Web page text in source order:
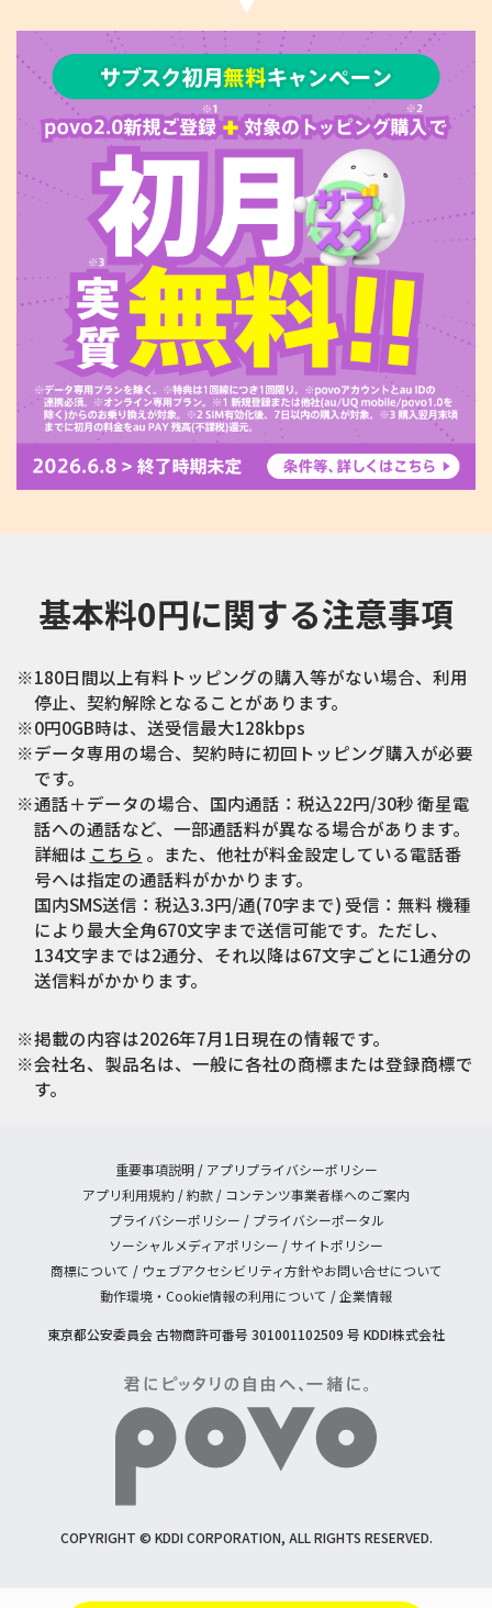
基本料0円に関する注意事項
※180日間以上有料トッピングの購入等がない場合、利用
停止、契約解除となることがあります。
※0円0GB時は、送受信最大128kbps
※データ専用の場合、契約時に初回トッピング購入が必要
です。
※通話＋データの場合、国内通話：税込22円/30秒 衛星電
話への通話など、一部通話料が異なる場合があります。
詳細は こちら 。また、他社が料金設定している電話番
号へは指定の通話料がかかります。
国内SMS送信：税込3.3円/通(70字まで) 受信：無料 機種
により最大全角670文字まで送信可能です。ただし、
134文字までは2通分、それ以降は67文字ごとに1通分の
送信料がかかります。
※掲載の内容は2026年7月1日現在の情報です。
※会社名、製品名は、一般に各社の商標または登録商標で
す。
重要事項説明/ アプリプライバシーポリシー
アプリ利用規約 /約款 / コンテンツ事業者様へのご案内
プライバシーポリシー / プライバシーポータル
ソーシャルメディアポリシー /サイトポリシー
商標について / ウェブアクセシビリティ方針やお問い合せについて
動作環境・Cookie情報の利用について /企業情報
東京都公安委員会 古物商許可番号 301001102509 号 KDDI株式会社
COPYRIGHT © KDDI CORPORATION, ALL RIGHTS RESERVED.